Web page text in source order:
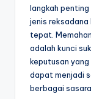
langkah penting
jenis
tepat.
adalah kunci
keputusan
dapat menjadi
berbagai